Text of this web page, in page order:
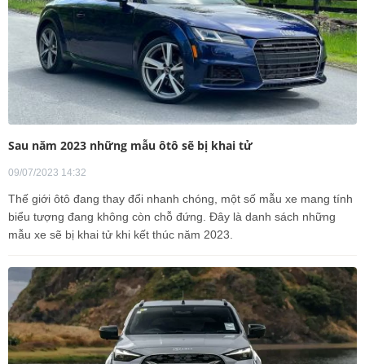
Sau năm 2023 những mẫu ôtô sẽ bị khai tử
09/07/2023 14:32
Thế giới ôtô đang thay đổi nhanh chóng, một số mẫu xe mang tính
biểu tượng đang không còn chỗ đứng. Đây là danh sách những
mẫu xe sẽ bị khai tử khi kết thúc năm 2023.